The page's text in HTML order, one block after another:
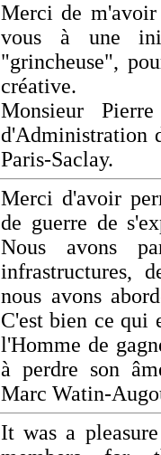
Merci de
vous à une
"grincheuse",
créative.
Monsieur
d'Administration
Paris-Saclay.
Merci d'avoir
de guerre de
Nous avons
infrastructures,
nous avons
C'est bien ce qui
l'Homme de
à perdre son
Marc Watin-
It was a